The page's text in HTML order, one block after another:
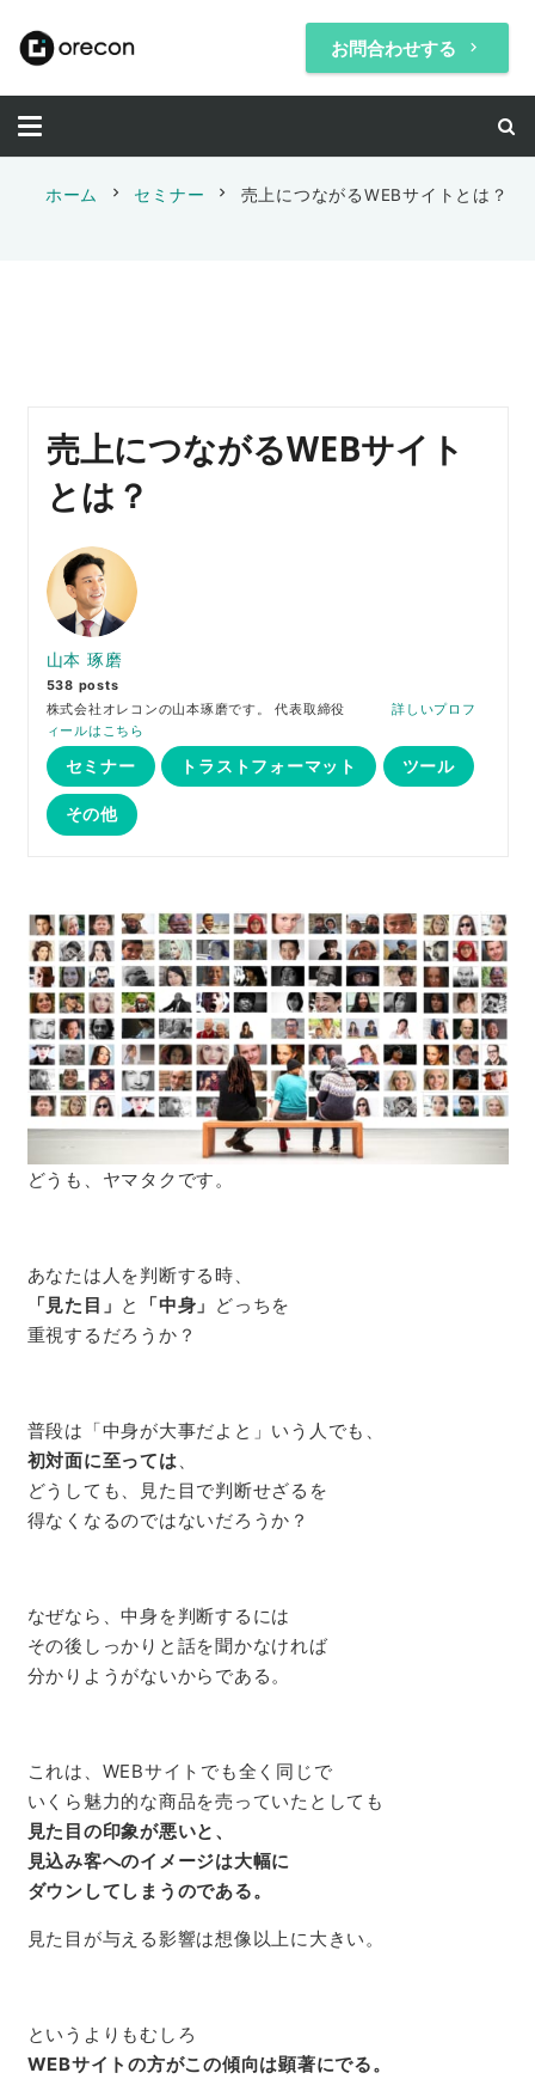
お問合わせする keyboard_arrow_right
ホーム chevron_right セミナー chevron_right 売上につながるWEBサイトとは？
売上につながるWEBサイト
とは？
山本 琢磨
538 posts
株式会社オレコンの山本琢磨です。 代表取締役 詳しいプロフ
ィールはこちら
セミナー トラストフォーマット ツール
その他
どうも、ヤマタクです。
あなたは人を判断する時、
「見た目」 と 「中身」 どっちを
重視するだろうか？
普段は「中身が大事だよと」いう人でも、
初対面に至っては
どうしても、見た目で判断せざるを
得なくなるのではないだろうか？
なぜなら、中身を判断するには
その後しっかりと話を聞かなければ
分かりようがないからである。
これは、WEBサイトでも全く同じで
いくら魅力的な商品を売っていたとしても
見た目の印象が悪いと、
見込み客へのイメージは大幅に
ダウンしてしまうのである。
見た目が与える影響は想像以上に大きい。
というよりもむしろ
WEBサイトの方がこの傾向は顕著にでる。